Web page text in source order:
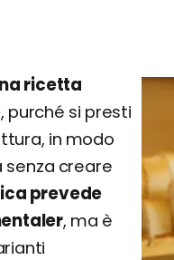
ricetta
, purché si presti
in modo
senza creare
prevede
, ma è